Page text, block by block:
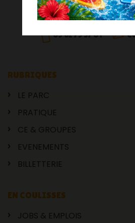
31330 LE
05 62 79 37 01
RUBRIQUES
LE PARC
PRATIQUE
CE & GROUPES
EVENEMENTS
BILLETTERIE
EN COULISSES
JOBS & EMPLOIS